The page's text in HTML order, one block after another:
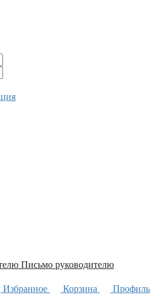
Письмо руководителю
Избранное Корзина
Профиль